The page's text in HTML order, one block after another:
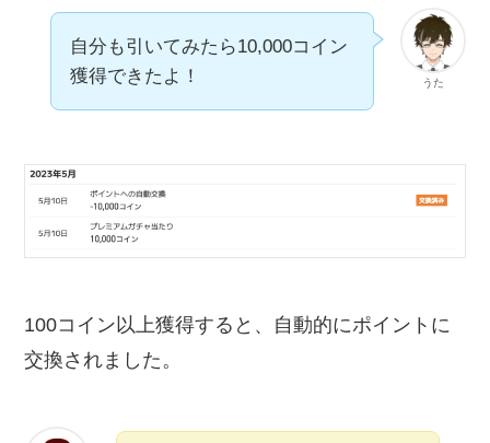
うた
自分も引いてみたら10,000コイン
獲得できたよ！
100コイン以上獲得すると、自動的にポイントに
交換されました。